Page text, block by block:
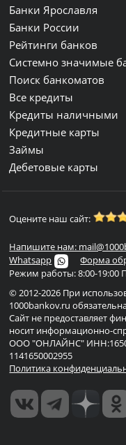
Банки Ярославля
Банки России
Рейтинги банков
Системно значимые
Поиск банкоматов
Все кредиты
Кредиты наличными
Кредитные карты
Займы
Дебетовые карты
Оцените наш сайт:
Напишите нам:
Whatsapp
Форма
Режим работы: 8:00-19:00
© 2012-2026 При
1000bankov.ru
Сайт не предоставляет
носит информационно-
ООО "ОНЛАЙНС"
1141650002955
Политика